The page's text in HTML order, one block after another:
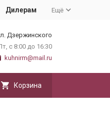
Дилерам Ещё
Дзержинского
с 8:00 до 16:30
kuhnirm@mail.ru
Корзина